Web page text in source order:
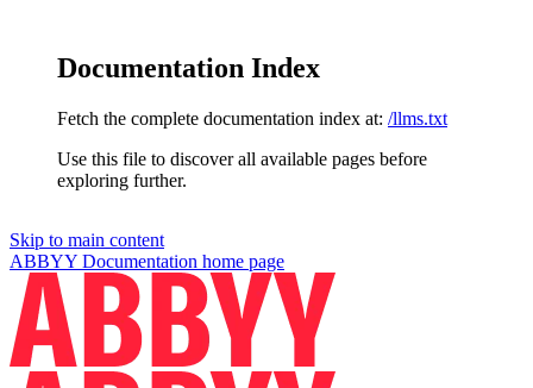
Documentation Index
Fetch the complete documentation index at: /llms.txt
Use this file to discover all available pages before
exploring further.
Skip to main content
ABBYY Documentation home page